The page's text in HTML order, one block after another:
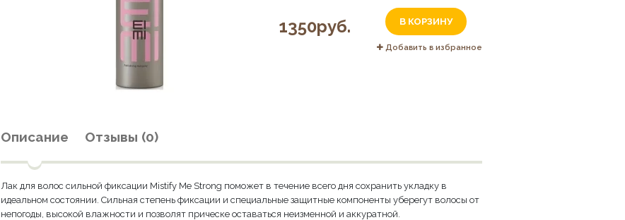
1350руб. В КОРЗИНУ
Добавить в избранное
Описание Отзывы (0)
Лак для волос сильной фиксации Mistify Me Strong поможет в течение всего дня сохранить укладку в
идеальном состоянии. Сильная степень фиксации и специальные защитные компоненты уберегут волосы от
непогоды, высокой влажности и позволят прическе оставаться неизменной и аккуратной.